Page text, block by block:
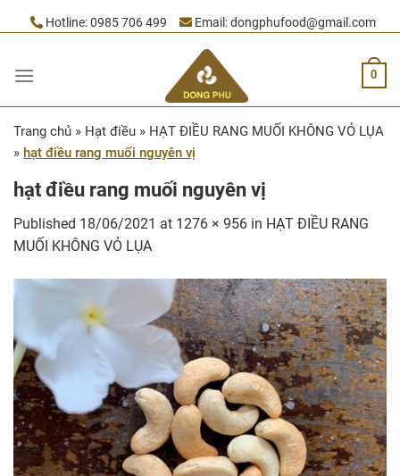
to
Hotline:0985 706 499 Email:dongphufood@gmail.com
0
Trang chủ » Hạt điều » HẠT ĐIỀU RANG MUỐI KHÔNG VỎ LỤA
» hạt điều rang muối nguyên vị
hạt điều rang muối nguyên vị
Published 18/06/2021 at 1276 × 956 in HẠT ĐIỀU RANG
MUỐI KHÔNG VỎ LỤA